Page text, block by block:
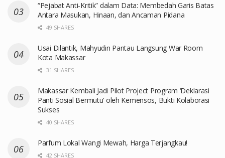
“Pejabat Anti-Kritik” dalam Data: Membedah Garis Batas
Antara Masukan, Hinaan, dan Ancaman Pidana
49 SHARES
Usai Dilantik, Mahyudin Pantau Langsung War Room
Kota Makassar
31 SHARES
Makassar Kembali Jadi Pilot Project Program ‘Deklarasi
Panti Sosial Bermutu’ oleh Kemensos, Bukti Kolaborasi
Sukses
40 SHARES
Parfum Lokal Wangi Mewah, Harga Terjangkau!
42 SHARES